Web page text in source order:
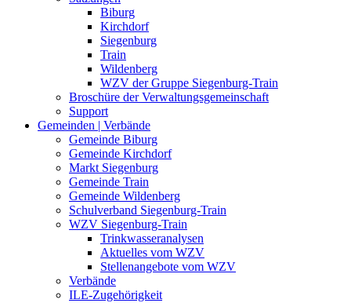
Biburg
Kirchdorf
Siegenburg
Train
Wildenberg
WZV der Gruppe Siegenburg-Train
Broschüre der Verwaltungsgemeinschaft
Support
Gemeinden | Verbände
Gemeinde Biburg
Gemeinde Kirchdorf
Markt Siegenburg
Gemeinde Train
Gemeinde Wildenberg
Schulverband Siegenburg-Train
WZV Siegenburg-Train
Trinkwasseranalysen
Aktuelles vom WZV
Stellenangebote vom WZV
Verbände
ILE-Zugehörigkeit